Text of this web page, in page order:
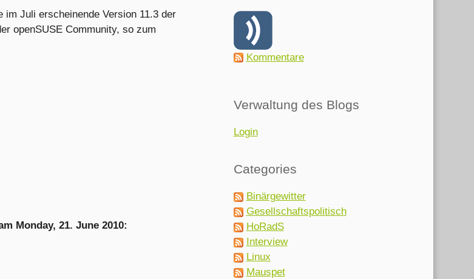
im Juli erscheinende Version 11.3 der
openSUSE Community, so zum
Monday, 21. June 2010:
Kommentare
Verwaltung des Blogs
Login
Categories
Binärgewitter
Gesellschaftspolitisch
HoRadS
Interview
Linux
Mauspet